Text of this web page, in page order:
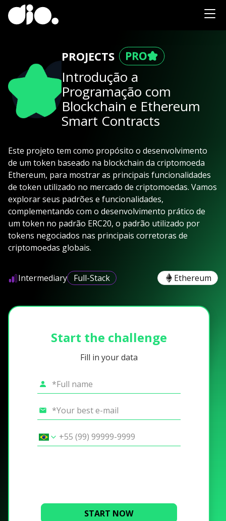
PROJECTS
Introdução a
Programação com
Blockchain e Ethereum
Smart Contracts
Este projeto tem como propósito o desenvolvimento
de um token baseado na blockchain da criptomoeda
Ethereum, para mostrar as principais funcionalidades
de token utilizado no mercado de criptomoedas. Vamos
explorar seus padrões e funcionalidades,
complementando com o desenvolvimento prático de
um token no padrão ERC20, o padrão utilizado por
tokens negociados nas principais corretoras de
criptomoedas globais.
Intermediary Full-Stack Ethereum
Start the challenge
Fill in your data
START NOW